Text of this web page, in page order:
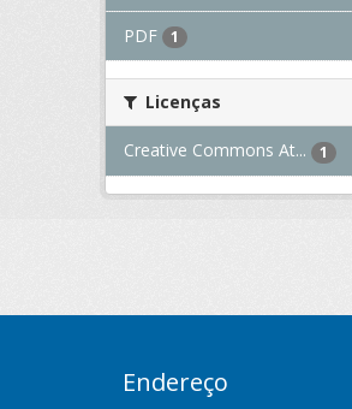
PDF 1
Licenças
Creative Commons At... 1
Endereço